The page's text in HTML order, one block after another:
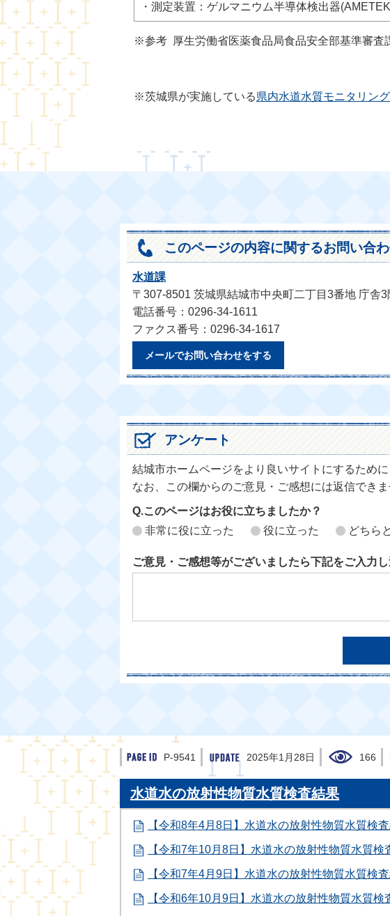
・測定装置：ゲルマニウム半導体検出器
※参考 厚生労働省医薬食品局食品安全部基準審査
※茨城県が実施している県内水道水質モニタリン
このページの内容に関するお問い合
水道課
〒307-8501 茨城県結城市中央町二丁目3番地 庁舎3
電話番号：0296-34-1611
ファクス番号：0296-34-1617
メールでお問い合わせをする
アンケート
結城市ホームページをより良いサイトにするため
なお、この欄からのご意見・ご感想には返信できま
Q.このページはお役に立ちましたか？
非常に役に立った
役に立った どちら
ご意見・ご感想等がございましたら下記をご入力し
P-9541 2025年1月28日 166
水道水の放射性物質水質検査結果
【令和8年4月8日】水道水の放射性物質水質検
【令和7年10月8日】水道水の放射性物質水質検
【令和7年4月9日】水道水の放射性物質水質検
【令和6年10月9日】水道水の放射性物質水質検